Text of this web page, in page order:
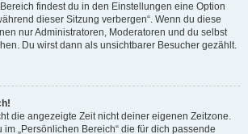
findest du in den Einstellungen eine Option
dieser Sitzung verbergen“. Wenn du diese
nur Administratoren, Moderatoren und du selbst
Du wirst dann als unsichtbarer Besucher gezählt.
die angezeigte Zeit nicht deiner eigenen Zeitzone.
im „Persönlichen Bereich“ die für dich passende